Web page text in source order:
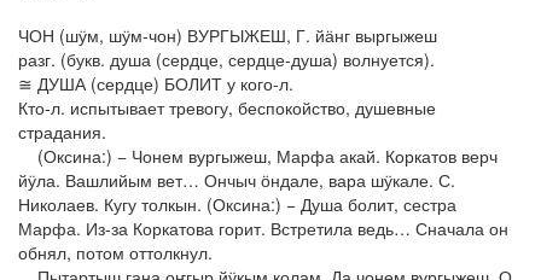
ЧОН (шӱм, шӱм-чон) ВУРГЫЖЕШ, Г. йӓнг выргыжеш
разг. (букв. душа (сердце, сердце-душа) волнуется).
≅ ДУША (сердце) БОЛИТ у кого-л.
Кто-л. испытывает тревогу, беспокойство, душевные
страдания.
(Оксина:) − Чонем вургыжеш, Марфа акай. Коркатов верч
йӱла. Вашлийым вет… Ончыч ӧндале, вара шӱкале. С.
Николаев. Кугу толкын. (Оксина:) − Душа болит, сестра
Марфа. Из-за Коркатова горит. Встретила ведь… Сначала он
обнял, потом оттолкнул.